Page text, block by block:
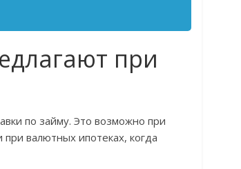
при
по займу. Это возможно при
валютных ипотеках, когда